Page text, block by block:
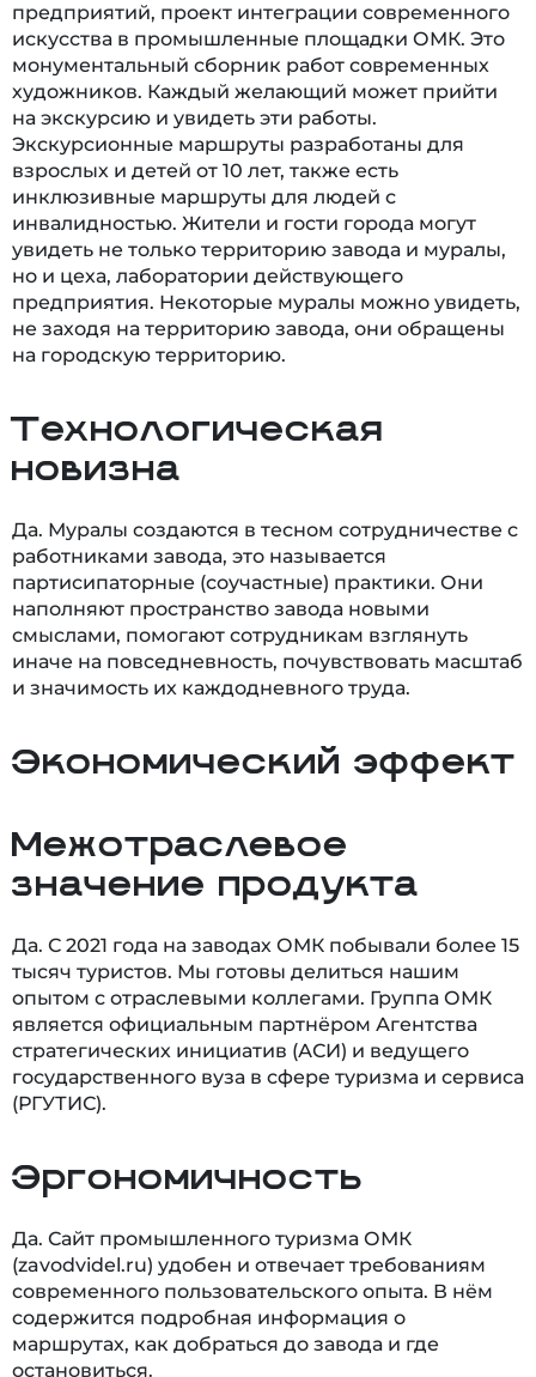
предприятий, проект интеграции современного
искусства в промышленные площадки ОМК. Это
монументальный сборник работ современных
художников. Каждый желающий может прийти
на экскурсию и увидеть эти работы.
Экскурсионные маршруты разработаны для
взрослых и детей от 10 лет, также есть
инклюзивные маршруты для людей с
инвалидностью. Жители и гости города могут
увидеть не только территорию завода и муралы,
но и цеха, лаборатории действующего
предприятия. Некоторые муралы можно увидеть,
не заходя на территорию завода, они обращены
на городскую территорию.
Технологическая
новизна
Да. Муралы создаются в тесном сотрудничестве с
работниками завода, это называется
партисипаторные (соучастные) практики. Они
наполняют пространство завода новыми
смыслами, помогают сотрудникам взглянуть
иначе на повседневность, почувствовать масштаб
и значимость их каждодневного труда.
Экономический эффект
Межотраслевое
значение продукта
Да. С 2021 года на заводах ОМК побывали более 15
тысяч туристов. Мы готовы делиться нашим
опытом с отраслевыми коллегами. Группа ОМК
является официальным партнёром Агентства
стратегических инициатив (АСИ) и ведущего
государственного вуза в сфере туризма и сервиса
(РГУТИС).
Эргономичность
Да. Сайт промышленного туризма ОМК
(zavodvidel.ru) удобен и отвечает требованиям
современного пользовательского опыта. В нём
содержится подробная информация о
маршрутах, как добраться до завода и где
остановиться.